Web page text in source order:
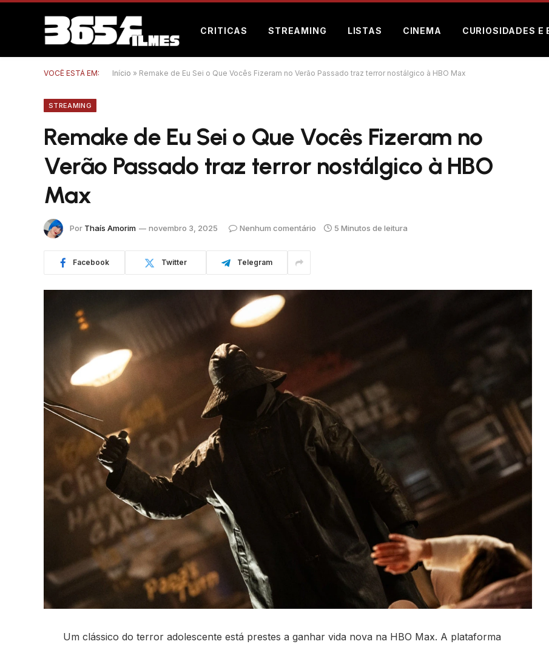
CRITICAS STREAMING LISTAS CINEMA CURIOSIDADES E
VOCÊ ESTÁ EM: Início » Remake de Eu Sei o Que Vocês Fizeram no Verão Passado traz terror nostálgico à HBO Max
STREAMING
Remake de Eu Sei o Que Vocês Fizeram no
Verão Passado traz terror nostálgico à HBO
Max
Por Thaís Amorim novembro 3, 2025 Nenhum comentário 5 Minutos de leitura
Facebook Twitter Telegram
Um clássico do terror adolescente está prestes a ganhar vida nova na HBO Max. A plataforma